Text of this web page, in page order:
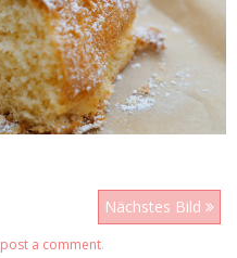
Nächstes Bild
post a comment.